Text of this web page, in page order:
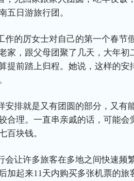
五日游旅行团。
作的厉女士对自己的第一个春节
家，跟父母团聚了几天，大年初
提前踏上归程。她说，这样的安
安排就是又有团圆的部分，又有
合理。一直串亲戚的话，可能会
百块钱。
会让许多旅客在多地之间快速频
加起来11天内购买多张机票的旅